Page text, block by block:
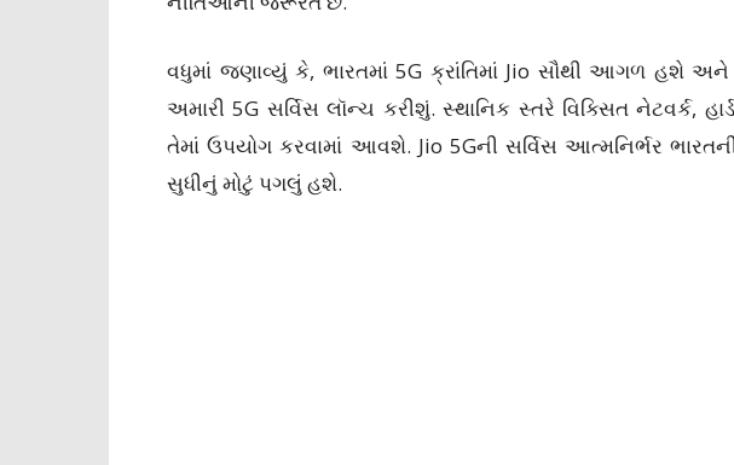
વધુમાં જણાવ્યું કે, ભારતમાં 5G ક્રાંતિમાં Jio સૌથી આગળ હશે
અમારી 5G સર્વિસ લૉન્ચ કરીશું. સ્થાનિક સ્તરે વિક્સિત નેટવર્ક,
તેમાં ઉપયોગ કરવામાં આવશે. Jio 5Gની સર્વિસ આત્મનિર્ભર
સુધીનું મોટું પગલું હશે.